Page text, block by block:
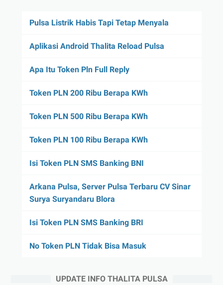
Pulsa Listrik Habis Tapi Tetap Menyala
Aplikasi Android Thalita Reload Pulsa
Apa Itu Token Pln Full Reply
Token PLN 200 Ribu Berapa KWh
Token PLN 500 Ribu Berapa KWh
Token PLN 100 Ribu Berapa KWh
Isi Token PLN SMS Banking BNI
Arkana Pulsa, Server Pulsa Terbaru CV Sinar
Surya Suryandaru Blora
Isi Token PLN SMS Banking BRI
No Token PLN Tidak Bisa Masuk
UPDATE INFO THALITA PULSA